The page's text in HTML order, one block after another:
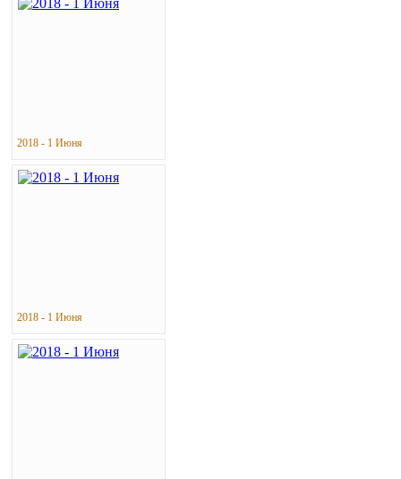
2018 - 1 Июня
2018 - 1 Июня